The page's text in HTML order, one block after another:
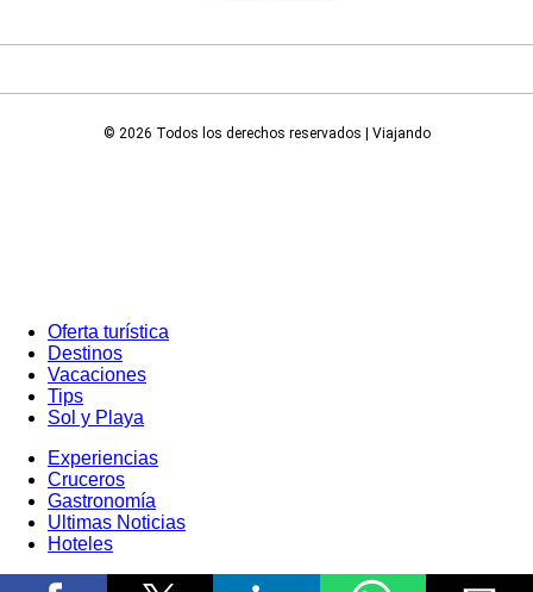
© 2026 Todos los derechos reservados | Viajando
Oferta turística
Destinos
Vacaciones
Tips
Sol y Playa
Experiencias
Cruceros
Gastronomía
Ultimas Noticias
Hoteles